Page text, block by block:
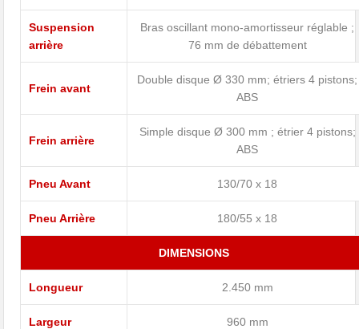
Suspension
arrière
Bras oscillant mono-amortisseur réglable ;
76 mm de débattement
Frein avant
Double disque Ø 330 mm; étriers 4 pistons;
ABS
Frein arrière
Simple disque Ø 300 mm ; étrier 4 pistons;
ABS
Pneu Avant 130/70 x 18
Pneu Arrière 180/55 x 18
DIMENSIONS
Longueur 2.450 mm
Largeur 960 mm